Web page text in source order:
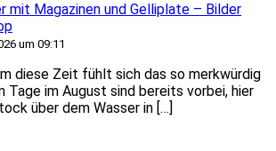
mit Magazinen und Gelliplate – Bilder
um 09:11
diese Zeit fühlt sich das so merkwürdig
Tage im August sind bereits vorbei, hier
über dem Wasser in […]